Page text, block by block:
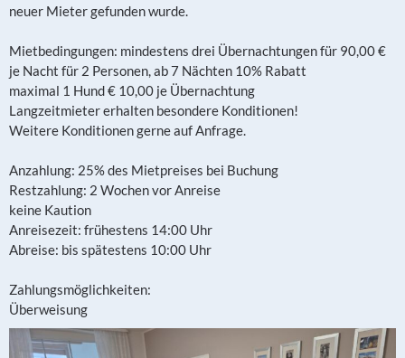
neuer Mieter gefunden wurde.
Mietbedingungen: mindestens drei Übernachtungen für 90,00 €
je Nacht für 2 Personen, ab 7 Nächten 10% Rabatt
maximal 1 Hund € 10,00 je Übernachtung
Langzeitmieter erhalten besondere Konditionen!
Weitere Konditionen gerne auf Anfrage.
Anzahlung: 25% des Mietpreises bei Buchung
Restzahlung: 2 Wochen vor Anreise
keine Kaution
Anreisezeit: frühestens 14:00 Uhr
Abreise: bis spätestens 10:00 Uhr
Zahlungsmöglichkeiten:
Überweisung